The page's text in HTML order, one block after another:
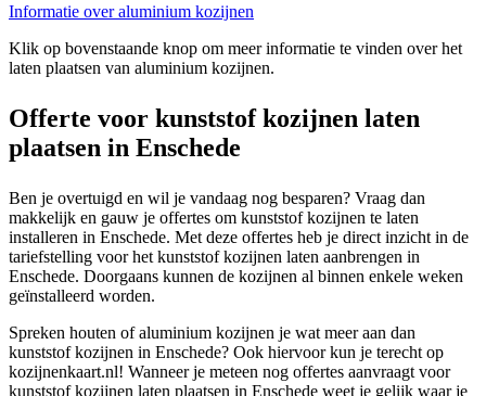
Informatie over aluminium kozijnen
Klik op bovenstaande knop om meer informatie te vinden over het
laten plaatsen van aluminium kozijnen.
Offerte voor kunststof kozijnen laten
plaatsen in Enschede
Ben je overtuigd en wil je vandaag nog besparen? Vraag dan
makkelijk en gauw je offertes om kunststof kozijnen te laten
installeren in Enschede. Met deze offertes heb je direct inzicht in de
tariefstelling voor het kunststof kozijnen laten aanbrengen in
Enschede. Doorgaans kunnen de kozijnen al binnen enkele weken
geïnstalleerd worden.
Spreken houten of aluminium kozijnen je wat meer aan dan
kunststof kozijnen in Enschede? Ook hiervoor kun je terecht op
kozijnenkaart.nl! Wanneer je meteen nog offertes aanvraagt voor
kunststof kozijnen laten plaatsen in Enschede weet je gelijk waar je